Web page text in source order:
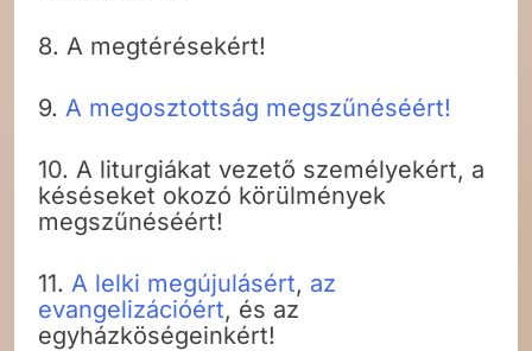
8. A megtérésekért!
9. A megosztottság megszűnéséért!
10. A liturgiákat vezető személyekért, a
késéseket okozó körülmények
megszűnéséért!
11. A lelki megújulásért, az
evangelizációért, és az
egyházköségeinkért!